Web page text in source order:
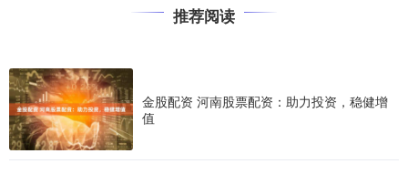
推荐阅读
金股配资 河南股票配资：助力投资，稳健增
值